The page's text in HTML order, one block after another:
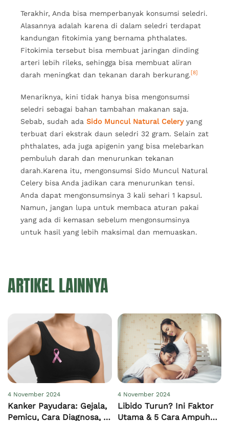
Terakhir, Anda bisa memperbanyak konsumsi seledri.
Alasannya adalah karena di dalam seledri terdapat
kandungan fitokimia yang bernama phthalates.
Fitokimia tersebut bisa membuat jaringan dinding
arteri lebih rileks, sehingga bisa membuat aliran
darah meningkat dan tekanan darah berkurang. [8]
Menariknya, kini tidak hanya bisa mengonsumsi
seledri sebagai bahan tambahan makanan saja.
Sebab, sudah ada Sido Muncul Natural Celeryyang
terbuat dari ekstrak daun seledri 32 gram. Selain zat
phthalates, ada juga apigenin yang bisa melebarkan
pembuluh darah dan menurunkan tekanan
darah.Karena itu, mengonsumsi Sido Muncul Natural
Celery bisa Anda jadikan cara menurunkan tensi.
Anda dapat mengonsumsinya 3 kali sehari 1 kapsul.
Namun, jangan lupa untuk membaca aturan pakai
yang ada di kemasan sebelum mengonsumsinya
untuk hasil yang lebih maksimal dan memuaskan.
ARTIKEL LAINNYA
4 November 2024
Kanker Payudara: Gejala,
Pemicu, Cara Diagnosa, &
4 November 2024
Libido Turun? Ini Faktor
Utama & 5 Cara Ampuh